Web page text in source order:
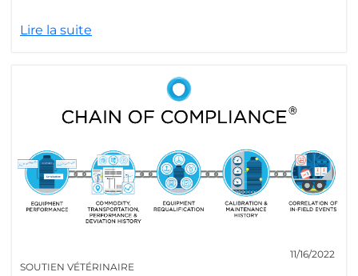
Lire la suite
SOUTIEN VÉTÉRINAIRE
11/16/2022